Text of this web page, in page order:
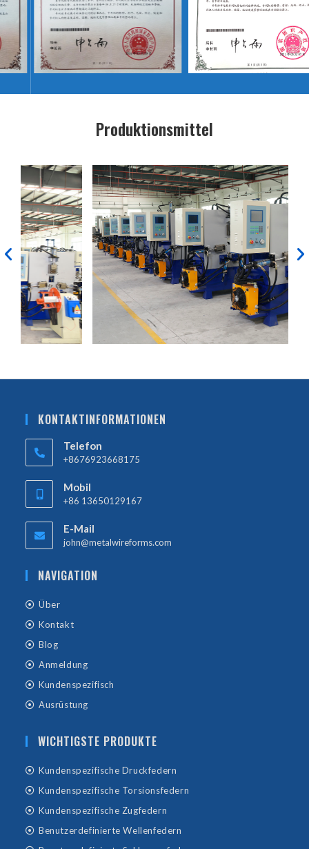
Produktionsmittel
KONTAKTINFORMATIONEN
Telefon
+8676923668175
Mobil
+86 13650129167
E-Mail
john@metalwireforms.com
NAVIGATION
Über
Kontakt
Blog
Anmeldung
Kundenspezifisch
Ausrüstung
WICHTIGSTE PRODUKTE
Kundenspezifische Druckfedern
Kundenspezifische Torsionsfedern
Kundenspezifische Zugfedern
Benutzerdefinierte Wellenfedern